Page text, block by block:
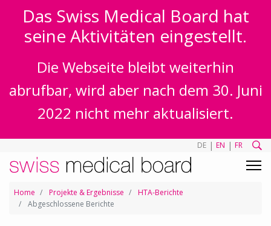
Das Swiss Medical Board hat
seine Aktivitäten eingestellt.
Die Webseite bleibt weiterhin
abrufbar, wird aber nach dem 30. Juni
2022 nicht mehr aktualisiert.
DE | EN | FR
Home Projekte & Ergebnisse
HTA-Berichte
Abgeschlossene Berichte